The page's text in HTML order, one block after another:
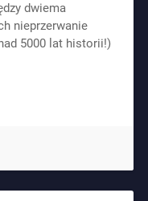
dwiema
nieprzerwanie
5000 lat historii!)